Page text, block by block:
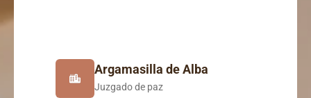
Argamasilla de Alba
Juzgado de paz